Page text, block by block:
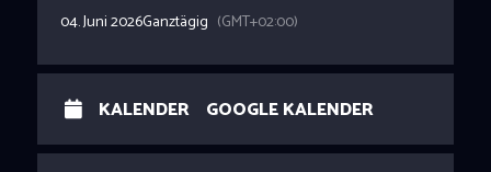
04. Juni 2026Ganztägig (GMT+02:00)
KALENDER GOOGLE KALENDER